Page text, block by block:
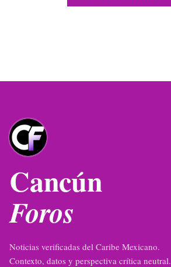
Cancún
Foros
Noticias verificadas del Caribe Mexicano.
Contexto, datos y perspectiva crítica neutral.